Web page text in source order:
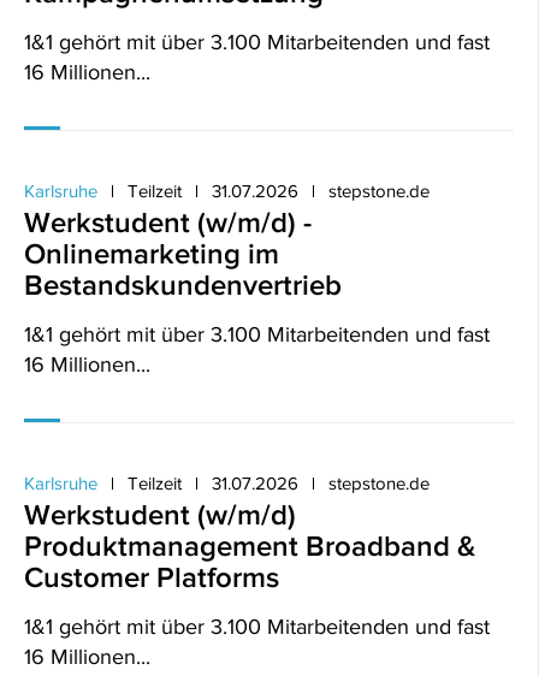
1&1 gehört mit über 3.100 Mitarbeitenden und fast
16 Millionen...
Karlsruhe Teilzeit 31.07.2026 stepstone.de
Werkstudent (w/m/d) -
Onlinemarketing im
Bestandskundenvertrieb
1&1 gehört mit über 3.100 Mitarbeitenden und fast
16 Millionen...
Karlsruhe Teilzeit 31.07.2026 stepstone.de
Werkstudent (w/m/d)
Produktmanagement Broadband &
Customer Platforms
1&1 gehört mit über 3.100 Mitarbeitenden und fast
16 Millionen...